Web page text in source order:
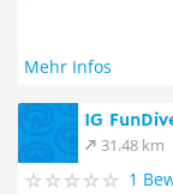
Mehr Infos
IG
31.48 km
1